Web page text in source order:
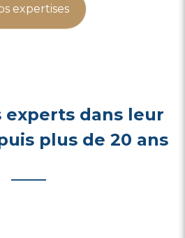
expertises
experts dans leur
plus de 20 ans